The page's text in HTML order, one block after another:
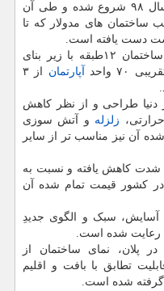
ستاد کل نیروهای مسلح از مهرماه سال ۹۸ شروع شده و طی آن
های مدولار که تا
دست یافته است.
در این طرح، چرخه راه اندازی یک ساختمان ۱۲طبقه با زیر بنای
آپارتمان
از ۳
دنیا طراحی و از نظر کاهش
زلزله و آتش سوزی
آن نیز مناسب تر از سایر
شدت کاهش یافته و نسبت به
کشور قیمت تمام شده آن
آسایش، سبک و الگوی جدیدِ
رعایت شده است.
پلان، نمای ساختمان از
تطابق با بافت و اقلیم
گرفته شده است.